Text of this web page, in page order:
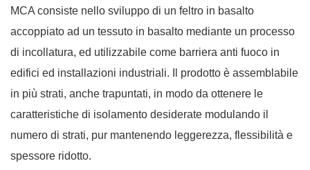
MCA consiste nello sviluppo di un feltro in basalto
accoppiato ad un tessuto in basalto mediante un processo
di incollatura, ed utilizzabile come barriera anti fuoco in
edifici ed installazioni industriali. Il prodotto è assemblabile
in più strati, anche trapuntati, in modo da ottenere le
caratteristiche di isolamento desiderate modulando il
numero di strati, pur mantenendo leggerezza, flessibilità e
spessore ridotto.